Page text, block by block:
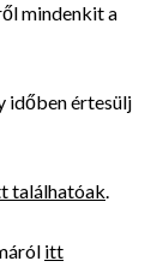
mindenkit a
időben értesülj
találhatóak.
itt